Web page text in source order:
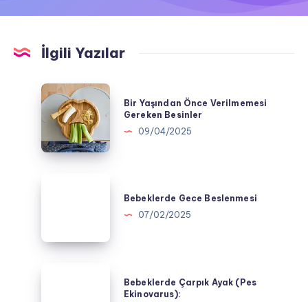
İlgili Yazılar
Bir
Yaşından
Önce
Verilmemesi
Gereken
Bir Yaşından Önce Verilmemesi
Gereken Besinler
09/04/2025
Bebeklerde Gece Beslenmesi
07/02/2025
Bebeklerde Çarpık Ayak (Pes
Ekinovarus):